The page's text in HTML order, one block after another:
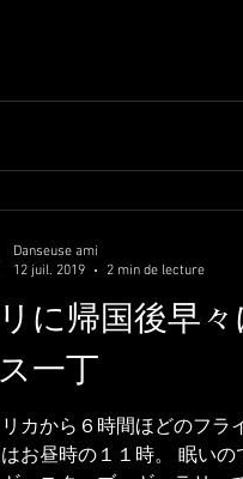
に帰国後早
一丁
カから６時間ほどのフラ
お昼時の１１時。 眠い
Danseuse ami
12 juil. 2019
2 min de lecture